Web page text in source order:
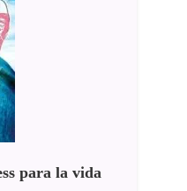
para la vida